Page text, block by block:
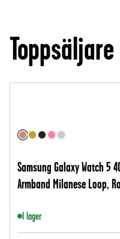
Samsung Galaxy Watch 5
Armband Milanese Loop,
I lager